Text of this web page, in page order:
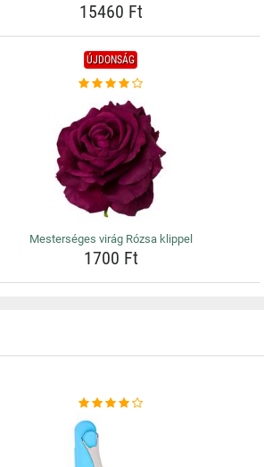
15460 Ft
ÚJDONSÁG
Mesterséges virág Rózsa klippel
1700 Ft